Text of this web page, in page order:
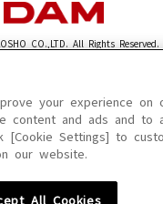
CO.,LTD. All Rights Reserved.
の文章・画像・写真・動画・音
を超えて無断で複製、転載、ファ
りご利用いただけない場合があり
信内容が変更になる場合がありま
your experience on
content and ads and to
[Cookie Settings] to
our website.
All Cookies